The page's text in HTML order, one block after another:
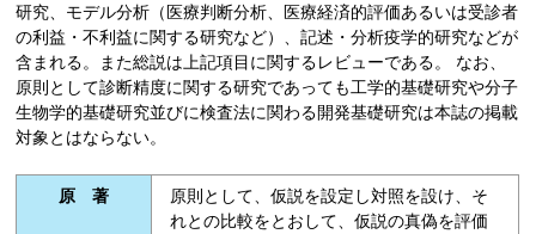
研究、モデル分析（医療判断分析、医療経済的評価あるいは受診者
の利益・不利益に関する研究など）、記述・分析疫学的研究などが
含まれる。また総説は上記項目に関するレビューである。 なお、
原則として診断精度に関する研究であっても工学的基礎研究や分子
生物学的基礎研究並びに検査法に関わる開発基礎研究は本誌の掲載
対象とはならない。
原 著
原則として、仮説を設定し対照を設け、そ
れとの比較をとおして、仮説の真偽を評価